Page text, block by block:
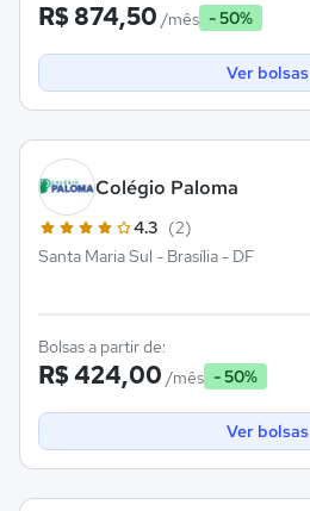
R$ 874,50 /mês - 50%
Ver bolsas
Colégio Paloma
4.3 (2)
Santa Maria Sul - Brasília - DF
Bolsas a partir de:
R$ 424,00 /mês - 50%
Ver bolsas